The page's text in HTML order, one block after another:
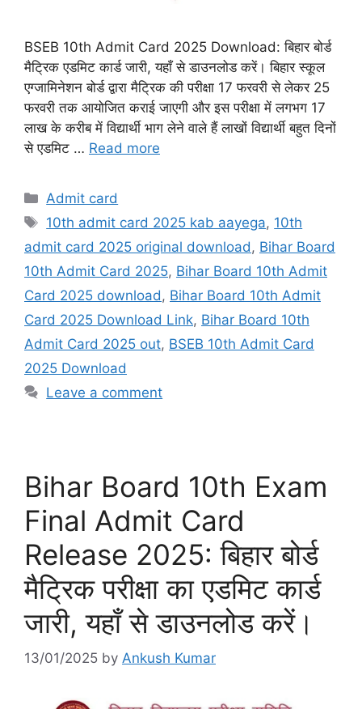
BSEB 10th Admit Card 2025 Download: बिहार बोर्ड
मैट्रिक एडमिट कार्ड जारी, यहाँ से डाउनलोड करें। बिहार स्कूल
एग्जामिनेशन बोर्ड द्वारा मैट्रिक की परीक्षा 17 फरवरी से लेकर 25
फरवरी तक आयोजित कराई जाएगी और इस परीक्षा में लगभग 17
लाख के करीब में विद्यार्थी भाग लेने वाले हैं लाखों विद्यार्थी बहुत दिनों
से एडमिट … Read more
Categories
Admit card
Tags
10th admit card 2025 kab aayega, 10th
admit card 2025 original download , Bihar Board
10th Admit Card 2025, Bihar Board 10th Admit
Card 2025 download , Bihar Board 10th Admit
Card 2025 Download Link, Bihar Board 10th
Admit Card 2025 out, BSEB 10th Admit Card
2025 Download
Leave a comment
Bihar Board 10th Exam
Final Admit Card
Release 2025: बिहार बोर्ड
मैट्रिक परीक्षा का एडमिट कार्ड
जारी, यहाँ से डाउनलोड करें।
13/01/2025 by Ankush Kumar